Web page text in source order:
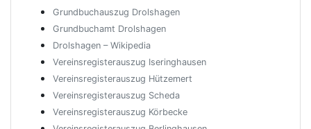
Grundbuchauszug Drolshagen
Grundbuchamt Drolshagen
Drolshagen – Wikipedia
Vereinsregisterauszug Iseringhausen
Vereinsregisterauszug Hützemert
Vereinsregisterauszug Scheda
Vereinsregisterauszug Körbecke